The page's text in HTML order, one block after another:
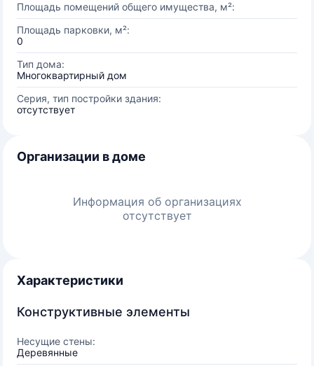
Площадь помещений общего имущества, м²:
Площадь парковки, м²:
0
Тип дома:
Многоквартирный дом
Серия, тип постройки здания:
отсутствует
Организации в доме
Информация об организациях
отсутствует
Характеристики
Конструктивные элементы
Несущие стены:
Деревянные